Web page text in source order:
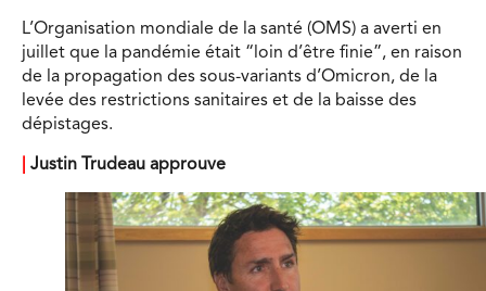
L’Organisation mondiale de la santé (OMS) a averti en
juillet que la pandémie était “loin d’être finie”, en raison
de la propagation des sous-variants d’Omicron, de la
levée des restrictions sanitaires et de la baisse des
dépistages.
Justin Trudeau approuve